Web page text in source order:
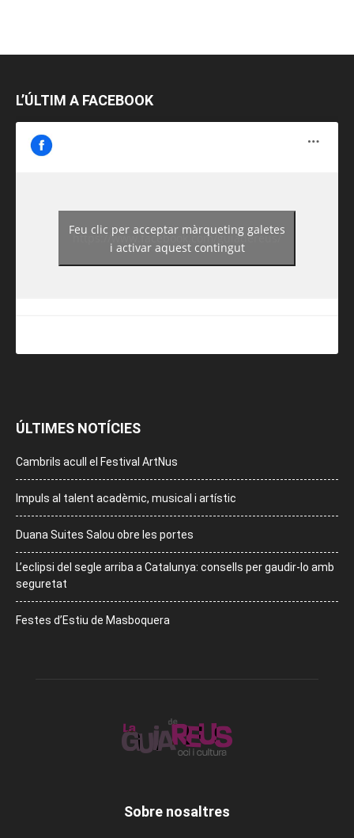
L’ÚLTIM A FACEBOOK
https://www.facebook.com/guiadereus/
Feu clic per acceptar màrqueting galetes
i activar aquest contingut
ÚLTIMES NOTÍCIES
Cambrils acull el Festival ArtNus
Impuls al talent acadèmic, musical i artístic
Duana Suites Salou obre les portes
L’eclipsi del segle arriba a Catalunya: consells per gaudir-lo amb
seguretat
Festes d’Estiu de Masboquera
Sobre nosaltres